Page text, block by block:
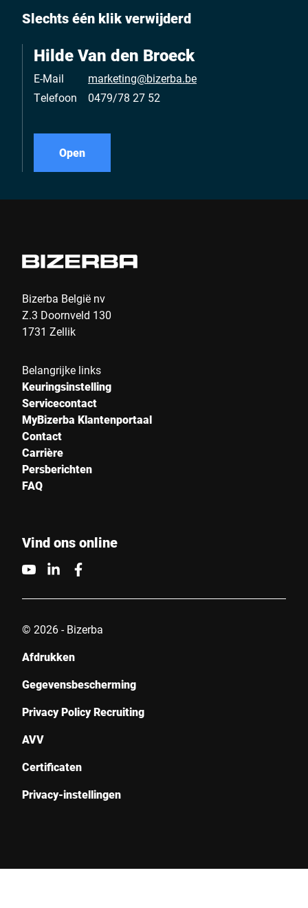
Slechts één klik verwijderd
Hilde Van den Broeck
E-Mail
marketing@bizerba.be
Telefoon
0479/78 27 52
Open
Bizerba België nv
Z.3 Doornveld 130
1731 Zellik
Belangrijke links
Keuringsinstelling
Servicecontact
MyBizerba Klantenportaal
Contact
Carrière
Persberichten
FAQ
Vind ons online
© 2026 - Bizerba
Afdrukken
Gegevensbescherming
Privacy Policy Recruiting
AVV
Certificaten
Privacy-instellingen